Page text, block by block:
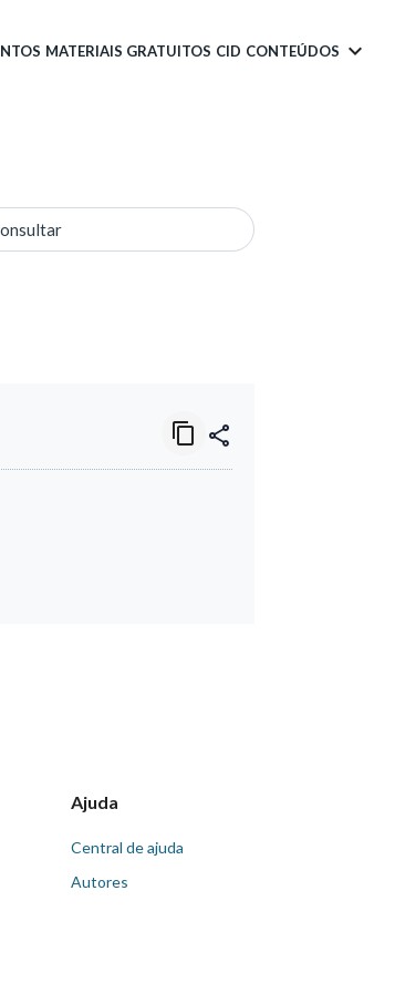
MATERIAIS GRATUITOS CID CONTEÚDOS
Ajuda
Central de ajuda
Autores